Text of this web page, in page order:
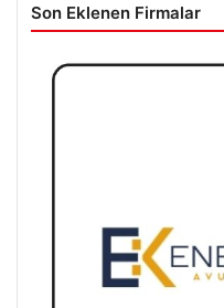
Son Eklenen Firmalar